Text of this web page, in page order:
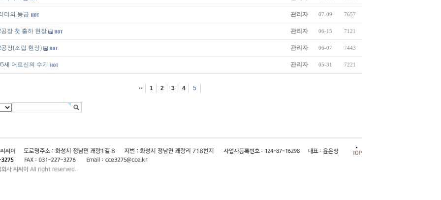
더의 등급 관리자 07-09 7657
공장 첫 출하 현장 관리자 06-15 7121
공장(조립 현장) 관리자 06-07 7443
세 어르신의 수기 관리자 05-31 7221
1 2 3 4 5